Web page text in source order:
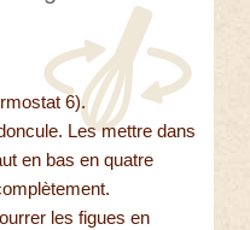
6).
Les mettre dans
en bas en quatre
les figues en